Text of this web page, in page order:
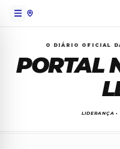
O DIÁRIO OFICIAL
PORTAL
LIDERANÇA •